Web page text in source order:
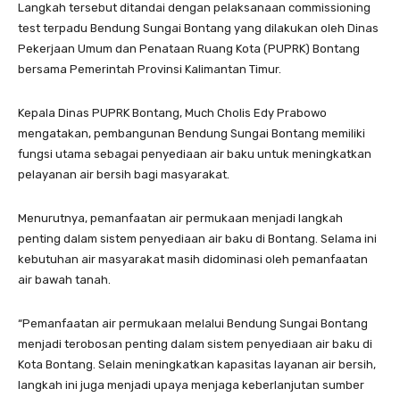
Langkah tersebut ditandai dengan pelaksanaan commissioning
test terpadu Bendung Sungai Bontang yang dilakukan oleh Dinas
Pekerjaan Umum dan Penataan Ruang Kota (PUPRK) Bontang
bersama Pemerintah Provinsi Kalimantan Timur.
Kepala Dinas PUPRK Bontang, Much Cholis Edy Prabowo
mengatakan, pembangunan Bendung Sungai Bontang memiliki
fungsi utama sebagai penyediaan air baku untuk meningkatkan
pelayanan air bersih bagi masyarakat.
Menurutnya, pemanfaatan air permukaan menjadi langkah
penting dalam sistem penyediaan air baku di Bontang. Selama ini
kebutuhan air masyarakat masih didominasi oleh pemanfaatan
air bawah tanah.
“Pemanfaatan air permukaan melalui Bendung Sungai Bontang
menjadi terobosan penting dalam sistem penyediaan air baku di
Kota Bontang. Selain meningkatkan kapasitas layanan air bersih,
langkah ini juga menjadi upaya menjaga keberlanjutan sumber